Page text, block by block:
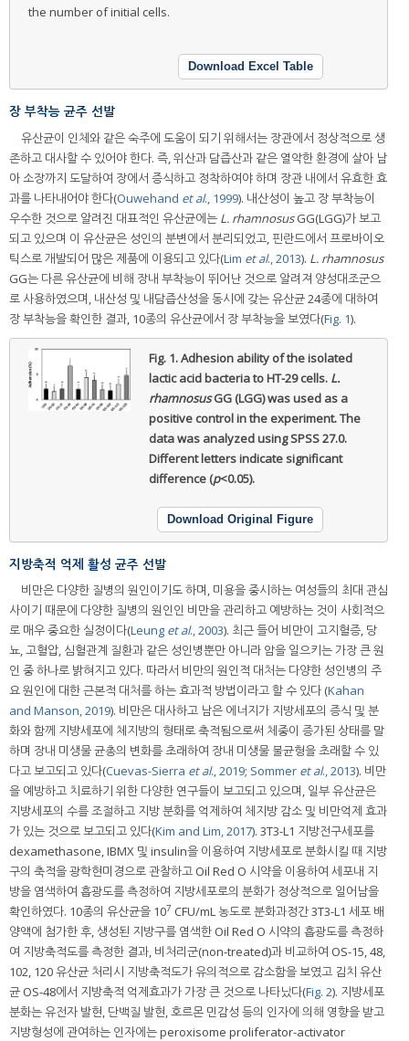
the number of initial cells.
Download Excel Table
장 부착능 균주 선발
유산균이 인체와 같은 숙주에 도움이 되기 위해서는 장관에서 정상적으로 생
존하고 대사할 수 있어야 한다. 즉, 위산과 담즙산과 같은 열악한 환경에 살아 남
아 소장까지 도달하여 장에서 증식하고 정착하여야 하며 장관 내에서 유효한 효
과를 나타내어야 한다(Ouwehand et al., 1999). 내산성이 높고 장 부착능이
우수한 것으로 알려진 대표적인 유산균에는 L. rhamnosusGG(LGG)가 보고
되고 있으며 이 유산균은 성인의 분변에서 분리되었고, 핀란드에서 프로바이오
틱스로 개발되어 많은 제품에 이용되고 있다(Lim et al., 2013). L. rhamnosus
GG는 다른 유산균에 비해 장내 부착능이 뛰어난 것으로 알려져 양성대조군으
로 사용하였으며, 내산성 및 내담즙산성을 동시에 갖는 유산균 24종에 대하여
장 부착능을 확인한 결과, 10종의 유산균에서 장 부착능을 보였다(Fig. 1).
Fig. 1.Adhesion ability of the isolated
lactic acid bacteria to HT-29 cells. L.
rhamnosusGG (LGG) was used as a
positive control in the experiment. The
data was analyzed using SPSS 27.0.
Different letters indicate significant
difference (p<0.05).
Download Original Figure
지방축적 억제 활성 균주 선발
비만은 다양한 질병의 원인이기도 하며, 미용을 중시하는 여성들의 최대 관심
사이기 때문에 다양한 질병의 원인인 비만을 관리하고 예방하는 것이 사회적으
로 매우 중요한 실정이다(Leung et al., 2003). 최근 들어 비만이 고지혈증, 당
뇨, 고혈압, 심혈관계 질환과 같은 성인병뿐만 아니라 암을 일으키는 가장 큰 원
인 중 하나로 밝혀지고 있다. 따라서 비만의 원인적 대처는 다양한 성인병의 주
요 원인에 대한 근본적 대처를 하는 효과적 방법이라고 할 수 있다 (Kahan
and Manson, 2019). 비만은 대사하고 남은 에너지가 지방세포의 증식 및 분
화와 함께 지방세포에 체지방의 형태로 축적됨으로써 체중이 증가된 상태를 말
하며 장내 미생물 균총의 변화를 초래하여 장내 미생물 불균형을 초래할 수 있
다고 보고되고 있다(Cuevas-Sierra et al., 2019; Sommer et al., 2013). 비만
을 예방하고 치료하기 위한 다양한 연구들이 보고되고 있으며, 일부 유산균은
지방세포의 수를 조절하고 지방 분화를 억제하여 체지방 감소 및 비만억제 효과
가 있는 것으로 보고되고 있다(Kim and Lim, 2017). 3T3-L1 지방전구세포를
dexamethasone, IBMX 및 insulin을 이용하여 지방세포로 분화시킬 때 지방
구의 축적을 광학현미경으로 관찰하고 Oil Red O 시약을 이용하여 세포내 지
방을 염색하여 흡광도를 측정하여 지방세포로의 분화가 정상적으로 일어남을
확인하였다. 10종의 유산균을 107 CFU/mL 농도로 분화과정간 3T3-L1 세포 배
양액에 첨가한 후, 생성된 지방구를 염색한 Oil Red O 시약의 흡광도를 측정하
여 지방축적도를 측정한 결과, 비처리군(non-treated)과 비교하여 OS-15, 48,
102, 120 유산균 처리시 지방축적도가 유의적으로 감소함을 보였고 김치 유산
균 OS-48에서 지방축적 억제효과가 가장 큰 것으로 나타났다(Fig. 2). 지방세포
분화는 유전자 발현, 단백질 발현, 호르몬 민감성 등의 인자에 의해 영향을 받고
지방형성에 관여하는 인자에는 peroxisome proliferator-activator